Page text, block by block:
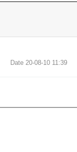
Date 20-08-10 11:39